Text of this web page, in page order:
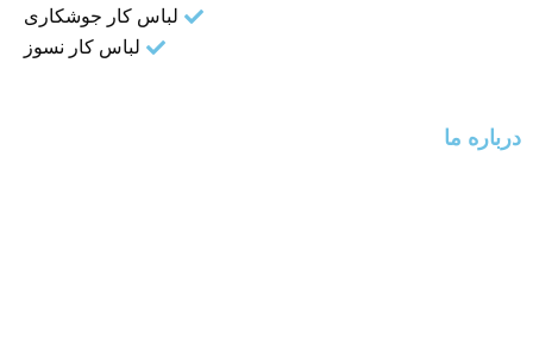
لباس کار جوشکاری
لباس کار نسوز
درباره ما